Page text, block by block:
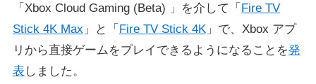
「Xbox Cloud Gaming (Beta) 」を介して「 Fire TV
Stick 4K Max 」と「 Fire TV Stick 4K」で、Xbox アプ
リから直接ゲームをプレイできるようになることを発
表 しました。